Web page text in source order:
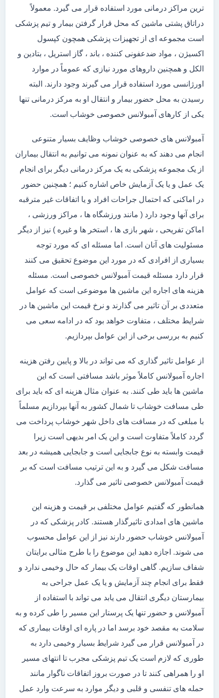
ترین مراکز درمانی مورد استفاده قرار می گیرد. معمولاً
دراتاق پشتی ماشین که محل قرار گرفتن بیمار و تیم پزشکی
است مجموعه ای از تجهیزات پزشکی همچون کپسول
اکسیژن ، مواد ضدعفونی کننده ، باند ، گاز استریل ، بتادین و
الکل و همچنین داروهای مورد نیازی که عموماً در موارد
اورژانسی مورد استفاده قرار می گیرند وجود دارند. البته
رسیدن به محل حضور بیمار و انتقال او به مرکز درمانی تنها
یکی از کارهای آمبولانس خصوصی خوشاب است.
آمبولانس های خصوصی خوشاب وظایف بسیار متنوعی
انجام می دهند که به عنوان نمونه می توانیم به انتقال بیماران
از یک مجموعه پزشکی به یک مرکز درمانی دیگر برای انجام
یک عمل و یا یک آزمایش خاص اشاره کنیم ؛ همچنین حضور
در اماکنی که احتمال جراحات افراد و یا اتفاقات غیر مترقبه
برای آنها وجود دارد ( مانند ورزشگاه ها ، مراکز ورزشی ،
اماکن تفریحی ، شهر بازی ها ، استخر ها و غیره ) نیز از دیگر
مسئولیت های آنان است. اما مسئله ای که مورد توجه
بسیاری از افرادی که در مورد این موضوع تحقیق می کنند
قرار دارد مسئله قیمت آمبولانس خصوصی است. مسئله
هزینه های اجاره این ماشین ها موضوعی است که عوامل
متعددی بر آن تاثیر می گذارند و نرخ قیمت این ماشین ها در
شرایط مختلف ، متفاوت خواهد بود که در ادامه سعی می
کنیم به بررسی برخی از این عوامل بپردازیم.
از عوامل تاثیر گذاری که می تواند در بالا و پایین رفتن هزینه
اجاره آمبولانس کاملاً موثر باشد مسافتی است که این
ماشین ها باید طی کنند. به عنوان مثال هزینه ای که باید برای
طی مسافت خوشاب تا شمال کشور به آنها بپردازیم مسلماً
با مبلغی که در مسافت های داخل شهر خوشاب پرداخت می
گردد کاملاً متفاوت است و این یک امر بدیهی است زیرا
قیمت وابسته به نوع جابجایی است و جابجایی همیشه در بعد
مسافت شکل می گیرد و به این ترتیب مسافت است که بر
قیمت آمبولانس خصوصی تاثیر می گذارد.
همانطور که گفتیم عوامل مختلفی بر قیمت و هزینه این
ماشین های امدادی تاثیرگذار هستند. کادر پزشکی که در
آمبولانس خوشاب حضور دارند نیز از این عوامل محسوب
می شوند. اجازه دهید این موضوع را با طرح مثالی برایتان
شفاف سازیم. گاهی اوقات یک بیمار که حال وخیمی ندارد و
فقط برای انجام چند آزمایش و یا یک عمل جراحی به
بیمارستان دیگری انتقال می یابد می تواند با استفاده از
آمبولانس و حضور تنها یک پرستار این مسیر را طی کرده و به
سلامت به مقصد خود برسد اما در پاره ای اوقات بیماری که
در آمبولانس قرار می گیرد شرایط بسیار وخیمی دارد به
طوری که لازم است یک تیم پزشکی مجرب تا انتهای مسیر
او را همراهی کنند تا در صورت بروز اتفاقات ناگوار مانند
حمله های تنفسی و قلبی و دیگر موارد به سرعت وارد عمل